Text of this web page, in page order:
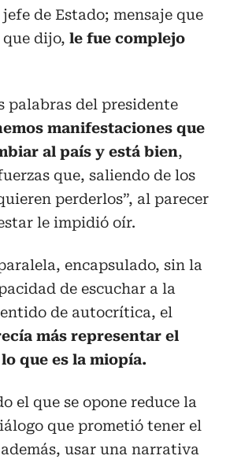
de Estado; mensaje que
que dijo, le fue complejo
palabras del presidente
manifestaciones que
al país y está bien,
que, saliendo de los
perderlos”, al parecer
le impidió oír.
encapsulado, sin la
de escuchar a la
de autocrítica, el
más representar el
que es la miopía.
el que se opone reduce la
que prometió tener el
usar una narrativa